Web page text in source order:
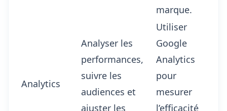
marque.
Analytics
Analyser les
performances,
suivre les
audiences et
ajuster les
Utiliser
Google
Analytics
pour
mesurer
l’efficacité